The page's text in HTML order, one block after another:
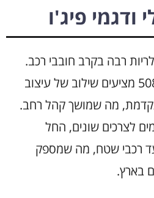
פיג'ו
רבה בקרב חובבי רכב.
דגמים כמו פיג'ו 3008 ו-508 מציעים שילוב של עיצוב
מה שמושך קהל רחב.
לצרכים שונים, החל
רכבי שטח, מה שמספק
בארץ.